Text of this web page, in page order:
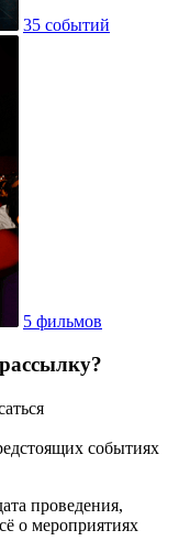
35 событий
5 фильмов
событиях
проведения,
о мероприятиях